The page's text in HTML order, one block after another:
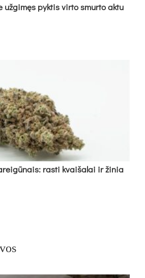
už­gi­męs pyk­tis vir­to smur­to ak­tu
ras­ti kvai­ša­lai ir ži­nia